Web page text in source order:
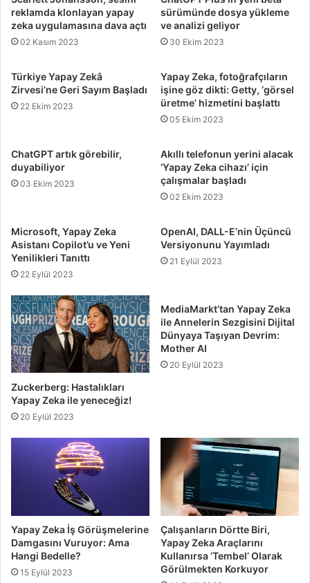
reklamda klonlayan yapay
zeka uygulamasına dava açtı
02 Kasım 2023
sürümünde dosya yükleme
ve analizi geliyor
30 Ekim 2023
Türkiye Yapay Zekâ
Zirvesi’ne Geri Sayım Başladı
22 Ekim 2023
Yapay Zeka, fotoğrafçıların
işine göz dikti: Getty, ‘görsel
üretme’ hizmetini başlattı
05 Ekim 2023
ChatGPT artık görebilir,
duyabiliyor
03 Ekim 2023
Akıllı telefonun yerini alacak
‘Yapay Zeka cihazı’ için
çalışmalar başladı
02 Ekim 2023
Microsoft, Yapay Zeka
Asistanı Copilot’u ve Yeni
Yenilikleri Tanıttı
22 Eylül 2023
OpenAI, DALL-E’nin Üçüncü
Versiyonunu Yayımladı
21 Eylül 2023
Zuckerberg: Hastalıkları
Yapay Zeka ile yeneceğiz!
20 Eylül 2023
MediaMarkt’tan Yapay Zeka
ile Annelerin Sezgisini Dijital
Dünyaya Taşıyan Devrim:
Mother AI
20 Eylül 2023
Yapay Zeka İş Görüşmelerine
Damgasını Vuruyor: Ama
Hangi Bedelle?
15 Eylül 2023
Çalışanların Dörtte Biri,
Yapay Zeka Araçlarını
Kullanırsa ‘Tembel’ Olarak
Görülmekten Korkuyor